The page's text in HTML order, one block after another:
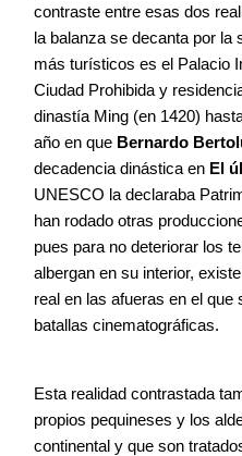
contraste entre esas dos
la balanza se decanta por la
más turísticos es el Palacio
Ciudad Prohibida y
dinastía Ming (en 1420)
año en que Bernardo
decadencia dinástica en El
UNESCO la declaraba
han rodado otras
pues para no deteriorar los
albergan en su interior,
real en las afueras en el
batallas cinematográficas.
Esta realidad contrastada
propios pequineses y los
continental y que son